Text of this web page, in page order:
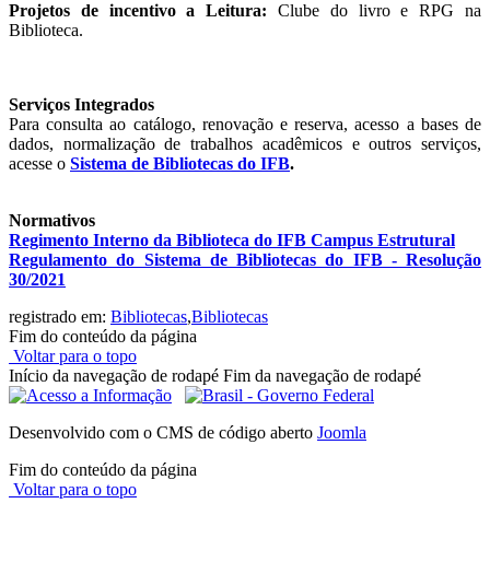
Projetos de incentivo a Leitura: Clube do livro e RPG na
Biblioteca.
Serviços Integrados
Para consulta ao catálogo, renovação e reserva, acesso a bases de
dados, normalização de trabalhos acadêmicos e outros serviços,
acesse o Sistema de Bibliotecas do IFB.
Normativos
Regimento Interno da Biblioteca do IFB Campus Estrutural
Regulamento do Sistema de Bibliotecas do IFB - Resolução
30/2021
registrado em: Bibliotecas,Bibliotecas
Fim do conteúdo da página
Voltar para o topo
Início da navegação de rodapé Fim da navegação de rodapé
Desenvolvido com o CMS de código aberto Joomla
Fim do conteúdo da página
Voltar para o topo